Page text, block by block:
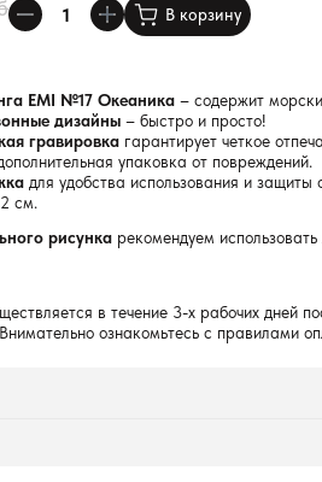
В корзину
EMI №17 Океаника – содержит
дизайны – быстро и просто!
гравировка гарантирует четкое
упаковка от повреждений.
для удобства использования и защиты
см.
рисунка рекомендуем
в течение 3-х рабочих дней
ознакомьтесь с правилами